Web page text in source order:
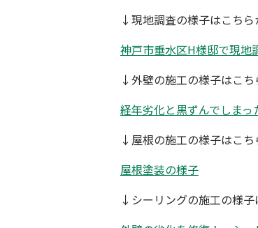
↓現地調査の様子はこちら
神戸市垂水区H様邸で現地
↓外壁の施工の様子はこち
経年劣化と黒ずんでしま
↓屋根の施工の様子はこち
屋根塗装の様子
↓シーリングの施工の様子